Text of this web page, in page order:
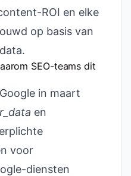
ROI en elke
op basis van
SEO-teams dit
in maart
en
voor
diensten